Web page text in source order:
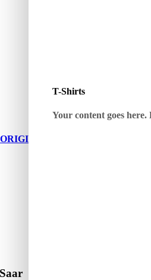
T-Shirts
Your content goes
Schwarz 2BA 500 St.